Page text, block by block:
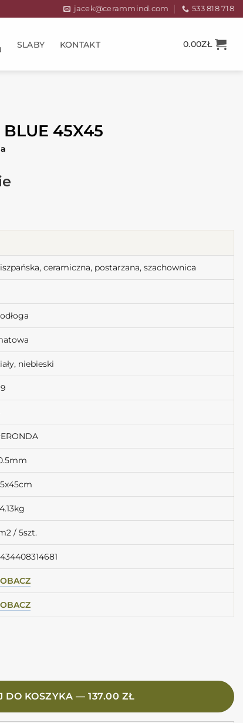
jacek@cerammind.com 533 818 718
SLABY KONTAKT 0.00ZŁ
45X45
ceramiczna, postarzana, szachownica
niebieski
/ 5szt.
Płytki podłogowe szachownica
DO KOSZYKA — 137.00 ZŁ